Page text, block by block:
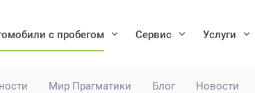
Мир Прагматики Блог Новости
с пробегом Сервис Услуги